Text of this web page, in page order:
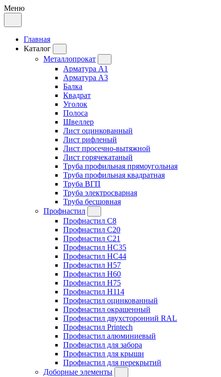
Меню
Главная
Каталог
Металлопрокат
Арматура А1
Арматура А3
Балка
Квадрат
Уголок
Полоса
Швеллер
Лист оцинкованный
Лист рифленый
Лист просечно-вытяжной
Лист горячекатаный
Труба профильная прямоугольная
Труба профильная квадратная
Труба ВГП
Труба электросварная
Труба бесшовная
Профнастил
Профнастил C8
Профнастил C20
Профнастил C21
Профнастил HC35
Профнастил HC44
Профнастил H57
Профнастил H60
Профнастил H75
Профнастил H114
Профнастил оцинкованный
Профнастил окрашенный
Профнастил двухсторонний RAL
Профнастил Printech
Профнастил алюминиевый
Профнастил для забора
Профнастил для крыши
Профнастил для перекрытий
Доборные элементы